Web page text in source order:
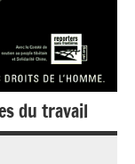
du travail